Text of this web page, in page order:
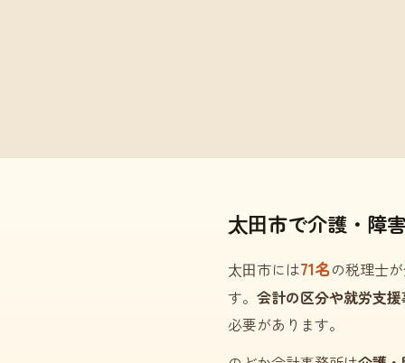
太田市で介護・障
太田市には71名の税理士
す。 会計の区分や就労支
必要があります。